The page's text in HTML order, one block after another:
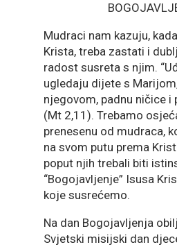
Mudraci nam kazuju,
Krista, treba zastati i
radost susreta s njim.
ugledaju dijete s
njegovom, padnu ničice i
(Mt 2,11). Trebamo
prenesenu od mudraca,
na svom putu prema
poput njih trebali biti
“Bogojavljenje” Isusa
koje susrećemo.
Na dan Bogojavljenja
Svjetski misijski dan